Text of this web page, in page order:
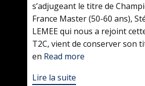
s’adjugeant le titre de
France Master (50-60 ans),
LEMEE qui nous a rejoint
T2C, vient de conserver son
en Read more
Lire la suite